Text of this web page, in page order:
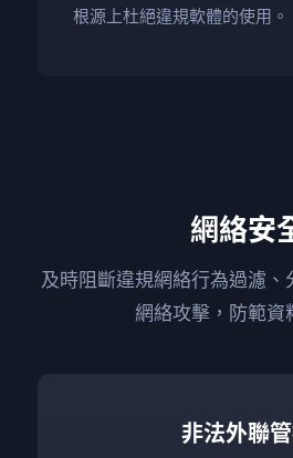
根源上杜絕違規軟體的使用。
網絡安
及時阻斷違規網絡行為過濾
網絡攻擊，防範資
非法外聯